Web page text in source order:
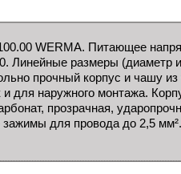
WERMA. Питающее
Линейные размеры (диаметр
прочный корпус и чашу из
и для наружного монтажа.
прозрачная,
для провода до 2,5